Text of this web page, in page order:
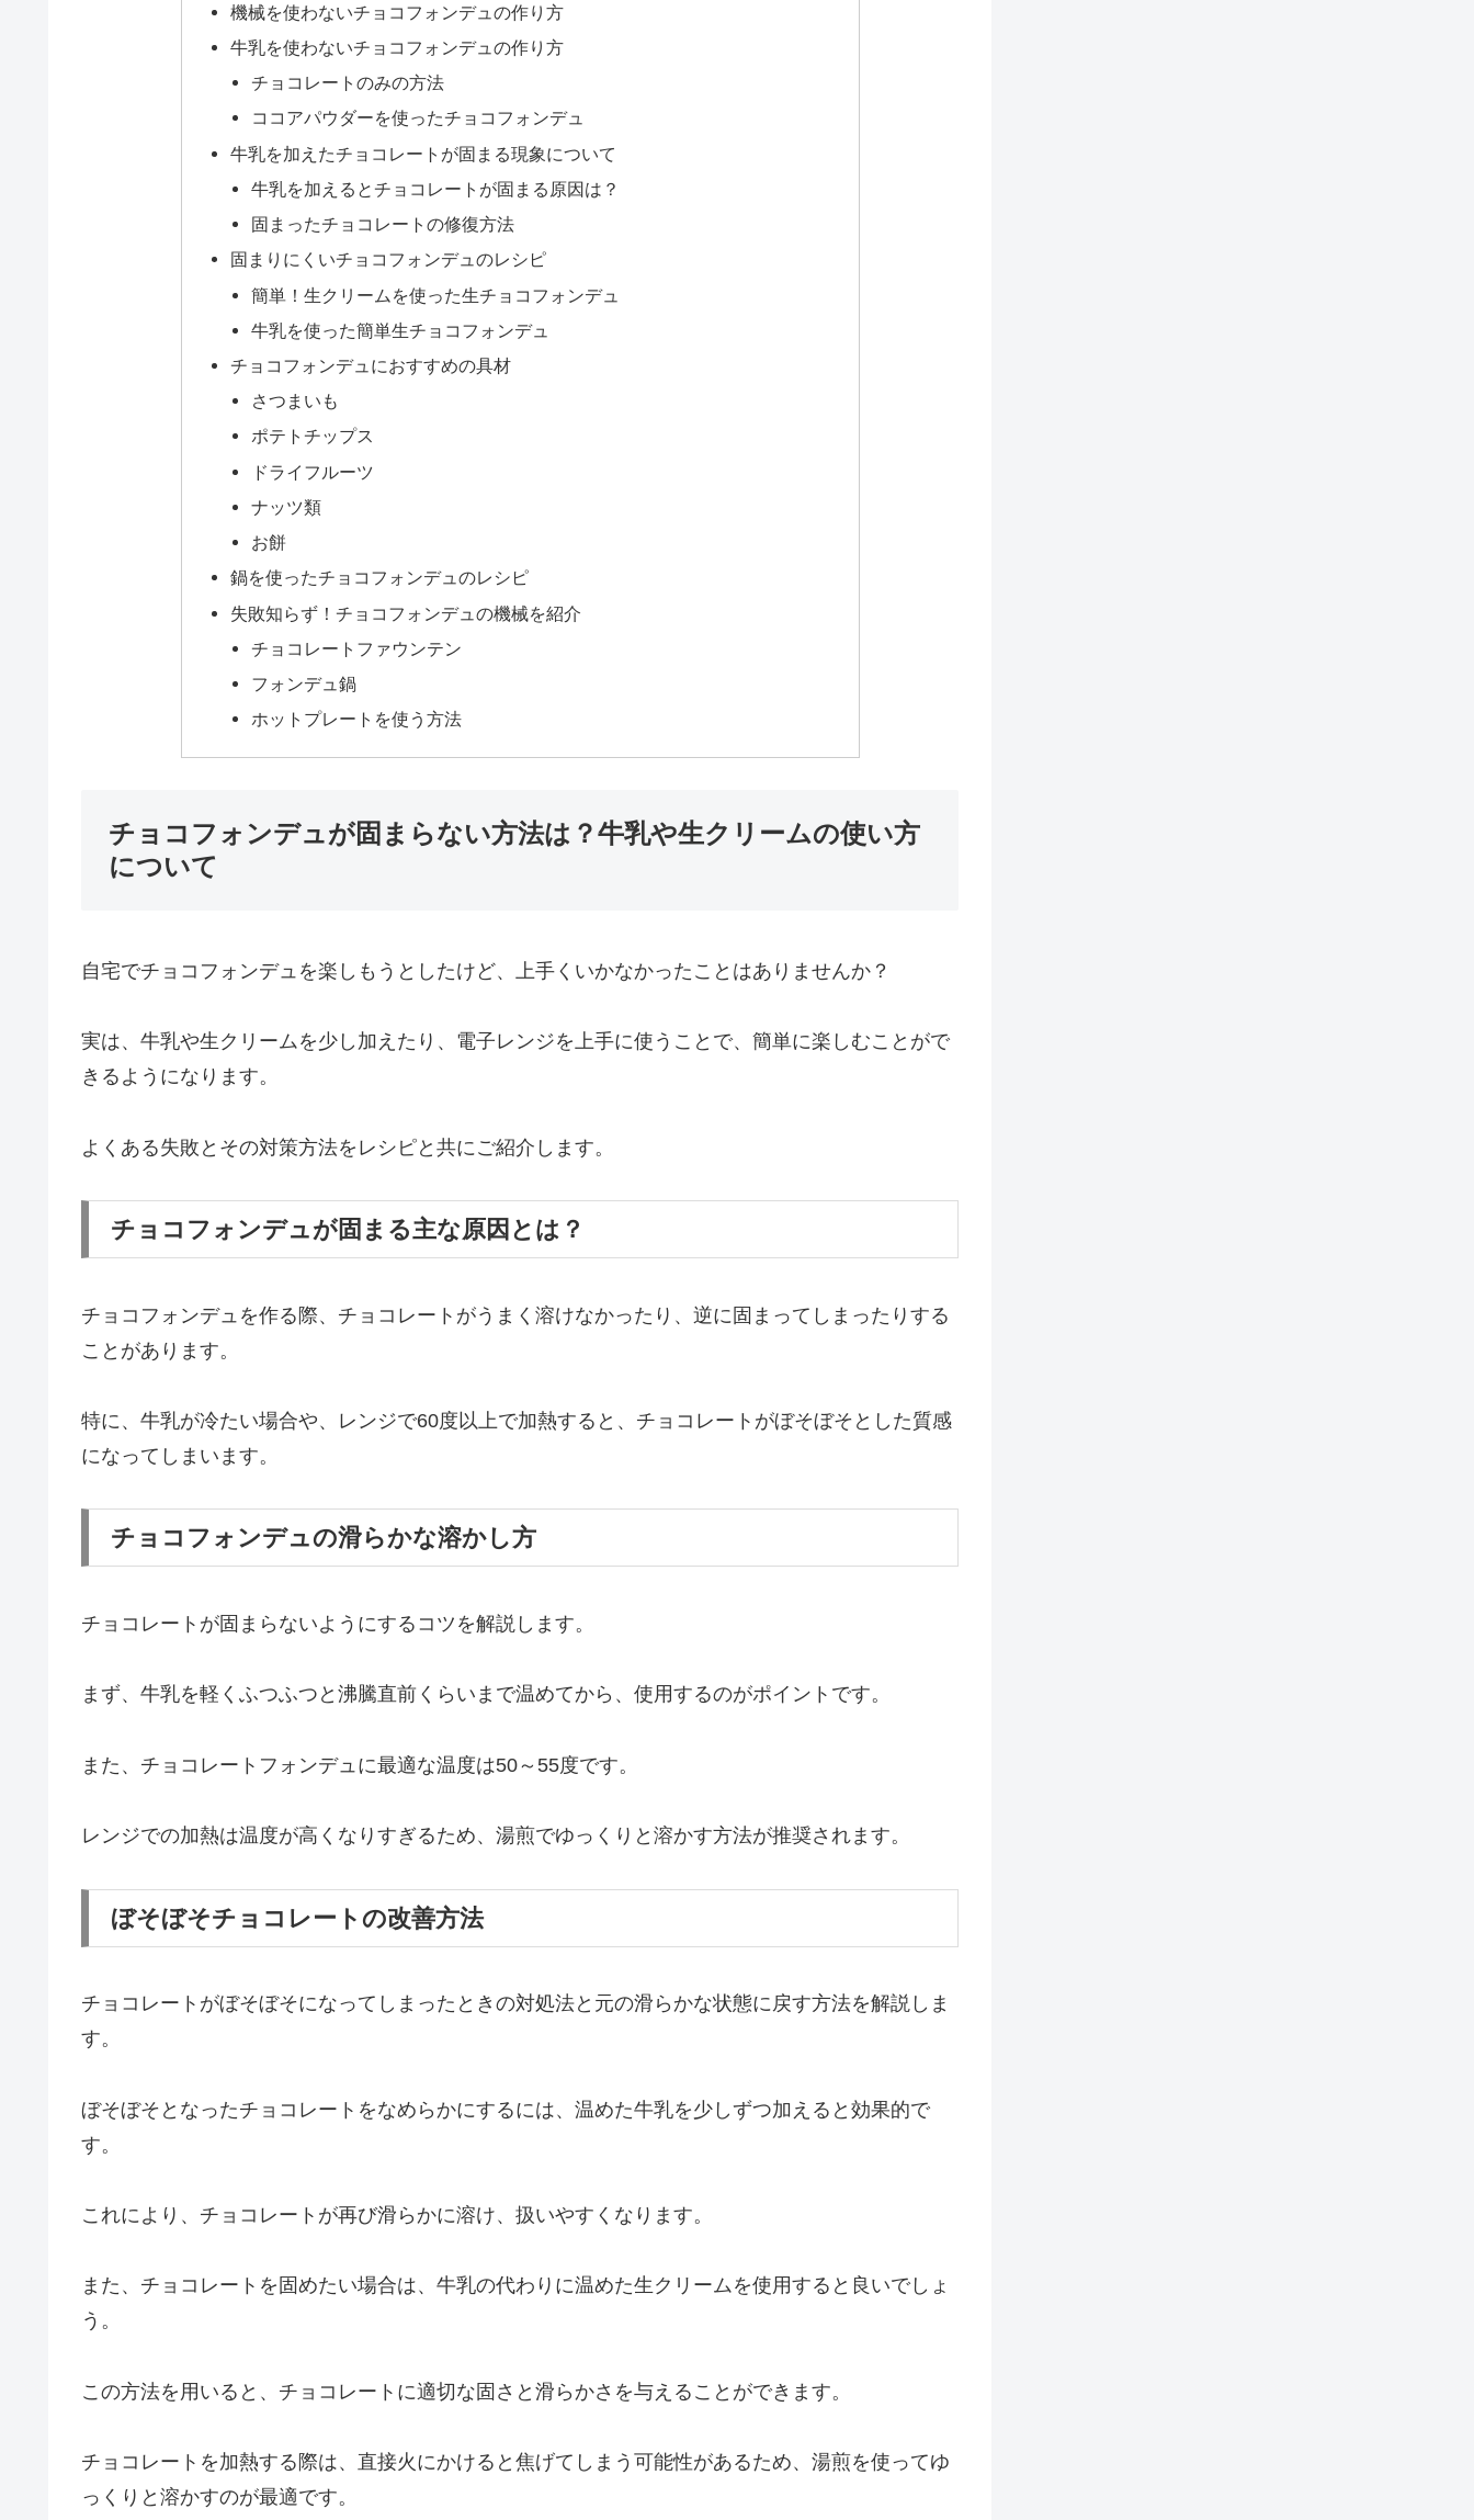
機械を使わないチョコフォンデュの作り方
牛乳を使わないチョコフォンデュの作り方
チョコレートのみの方法
ココアパウダーを使ったチョコフォンデュ
牛乳を加えたチョコレートが固まる現象について
牛乳を加えるとチョコレートが固まる原因は？
固まったチョコレートの修復方法
固まりにくいチョコフォンデュのレシピ
簡単！生クリームを使った生チョコフォンデュ
牛乳を使った簡単生チョコフォンデュ
チョコフォンデュにおすすめの具材
さつまいも
ポテトチップス
ドライフルーツ
ナッツ類
お餅
鍋を使ったチョコフォンデュのレシピ
失敗知らず！チョコフォンデュの機械を紹介
チョコレートファウンテン
フォンデュ鍋
ホットプレートを使う方法
チョコフォンデュが固まらない方法は？牛乳や生クリームの使い方
について
自宅でチョコフォンデュを楽しもうとしたけど、上手くいかなかったことはありませんか？
実は、牛乳や生クリームを少し加えたり、電子レンジを上手に使うことで、簡単に楽しむことがで
きるようになります。
よくある失敗とその対策方法をレシピと共にご紹介します。
チョコフォンデュが固まる主な原因とは？
チョコフォンデュを作る際、チョコレートがうまく溶けなかったり、逆に固まってしまったりする
ことがあります。
特に、牛乳が冷たい場合や、レンジで60度以上で加熱すると、チョコレートがぼそぼそとした質感
になってしまいます。
チョコフォンデュの滑らかな溶かし方
チョコレートが固まらないようにするコツを解説します。
まず、牛乳を軽くふつふつと沸騰直前くらいまで温めてから、使用するのがポイントです。
また、チョコレートフォンデュに最適な温度は50～55度です。
レンジでの加熱は温度が高くなりすぎるため、湯煎でゆっくりと溶かす方法が推奨されます。
ぼそぼそチョコレートの改善方法
チョコレートがぼそぼそになってしまったときの対処法と元の滑らかな状態に戻す方法を解説しま
す。
ぼそぼそとなったチョコレートをなめらかにするには、温めた牛乳を少しずつ加えると効果的で
す。
これにより、チョコレートが再び滑らかに溶け、扱いやすくなります。
また、チョコレートを固めたい場合は、牛乳の代わりに温めた生クリームを使用すると良いでしょ
う。
この方法を用いると、チョコレートに適切な固さと滑らかさを与えることができます。
チョコレートを加熱する際は、直接火にかけると焦げてしまう可能性があるため、湯煎を使ってゆ
っくりと溶かすのが最適です。